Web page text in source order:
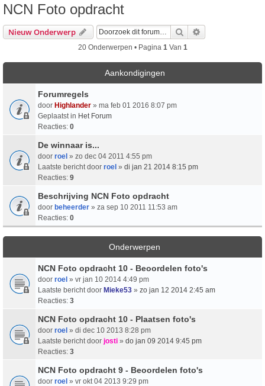
NCN Foto opdracht
Nieuw Onderwerp Zoek
20 Onderwerpen • Pagina 1 Van 1
Aankondigingen
Forumregels
door Highlander » ma feb 01 2016 8:07 pm
Geplaatst in Het Forum
Reacties: 0
De winnaar is...
door roel » zo dec 04 2011 4:55 pm
Laatste bericht door roel » di jan 21 2014 8:15 pm
Reacties: 9
Beschrijving NCN Foto opdracht
door beheerder » za sep 10 2011 11:53 am
Reacties: 0
Onderwerpen
NCN Foto opdracht 10 - Beoordelen foto's
door roel » vr jan 10 2014 4:49 pm
Laatste bericht door Mieke53 » zo jan 12 2014 2:45 am
Reacties: 3
NCN Foto opdracht 10 - Plaatsen foto's
door roel » di dec 10 2013 8:28 pm
Laatste bericht door josti » do jan 09 2014 9:45 pm
Reacties: 3
NCN Foto opdracht 9 - Beoordelen foto's
door roel » vr okt 04 2013 9:29 pm